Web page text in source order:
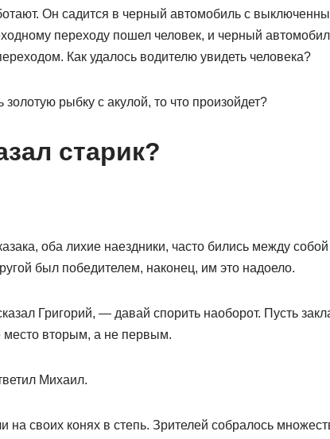
Он садится в черный автомобиль с
переходу пошел человек, и черный
Как удалось водителю увидеть человека?
золотую рыбку с акулой, то что произойдет?
старик?
оба лихие наездники, часто бились между собой
был победителем, наконец, им это надоело.
Григорий, — давай спорить наоборот. Пусть
место вторым, а не первым.
Михаил.
на своих конях в степь. Зрителей собралось